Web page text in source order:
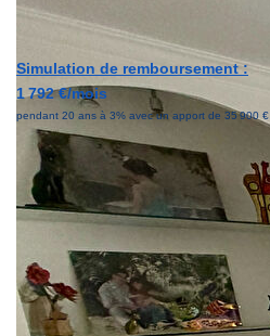
Simulation de remboursement :
1 792 €/mois
pendant 20 ans à 3% avec un apport de 35 900 €
Description
Réf : 2913
*** EXCLUSIVITÉ ***